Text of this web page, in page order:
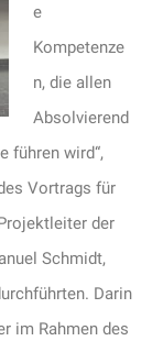
e
Kompetenze
n, die allen
Absolvierend
führen wird“,
Vortrags für
der
Schmidt,
Darin
im Rahmen des